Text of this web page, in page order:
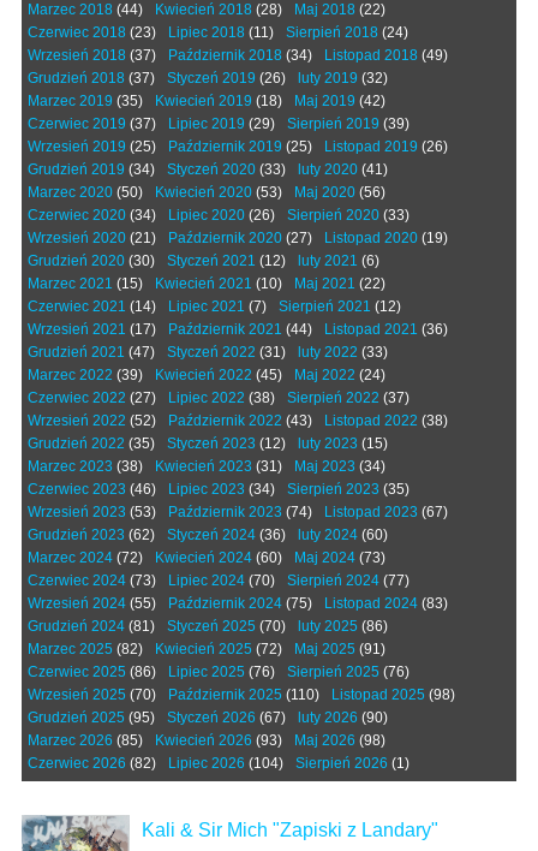
Marzec 2018 (44) Kwiecień 2018 (28) Maj 2018 (22)
Czerwiec 2018 (23) Lipiec 2018 (11) Sierpień 2018 (24)
Wrzesień 2018 (37) Październik 2018 (34) Listopad 2018 (49)
Grudzień 2018 (37) Styczeń 2019 (26) luty 2019 (32)
Marzec 2019 (35) Kwiecień 2019 (18) Maj 2019 (42)
Czerwiec 2019 (37) Lipiec 2019 (29) Sierpień 2019 (39)
Wrzesień 2019 (25) Październik 2019 (25) Listopad 2019 (26)
Grudzień 2019 (34) Styczeń 2020 (33) luty 2020 (41)
Marzec 2020 (50) Kwiecień 2020 (53) Maj 2020 (56)
Czerwiec 2020 (34) Lipiec 2020 (26) Sierpień 2020 (33)
Wrzesień 2020 (21) Październik 2020 (27) Listopad 2020 (19)
Grudzień 2020 (30) Styczeń 2021 (12) luty 2021 (6)
Marzec 2021 (15) Kwiecień 2021 (10) Maj 2021 (22)
Czerwiec 2021 (14) Lipiec 2021 (7) Sierpień 2021 (12)
Wrzesień 2021 (17) Październik 2021 (44) Listopad 2021 (36)
Grudzień 2021 (47) Styczeń 2022 (31) luty 2022 (33)
Marzec 2022 (39) Kwiecień 2022 (45) Maj 2022 (24)
Czerwiec 2022 (27) Lipiec 2022 (38) Sierpień 2022 (37)
Wrzesień 2022 (52) Październik 2022 (43) Listopad 2022 (38)
Grudzień 2022 (35) Styczeń 2023 (12) luty 2023 (15)
Marzec 2023 (38) Kwiecień 2023 (31) Maj 2023 (34)
Czerwiec 2023 (46) Lipiec 2023 (34) Sierpień 2023 (35)
Wrzesień 2023 (53) Październik 2023 (74) Listopad 2023 (67)
Grudzień 2023 (62) Styczeń 2024 (36) luty 2024 (60)
Marzec 2024 (72) Kwiecień 2024 (60) Maj 2024 (73)
Czerwiec 2024 (73) Lipiec 2024 (70) Sierpień 2024 (77)
Wrzesień 2024 (55) Październik 2024 (75) Listopad 2024 (83)
Grudzień 2024 (81) Styczeń 2025 (70) luty 2025 (86)
Marzec 2025 (82) Kwiecień 2025 (72) Maj 2025 (91)
Czerwiec 2025 (86) Lipiec 2025 (76) Sierpień 2025 (76)
Wrzesień 2025 (70) Październik 2025 (110) Listopad 2025 (98)
Grudzień 2025 (95) Styczeń 2026 (67) luty 2026 (90)
Marzec 2026 (85) Kwiecień 2026 (93) Maj 2026 (98)
Czerwiec 2026 (82) Lipiec 2026 (104) Sierpień 2026 (1)
Kali & Sir Mich "Zapiski z Landary"